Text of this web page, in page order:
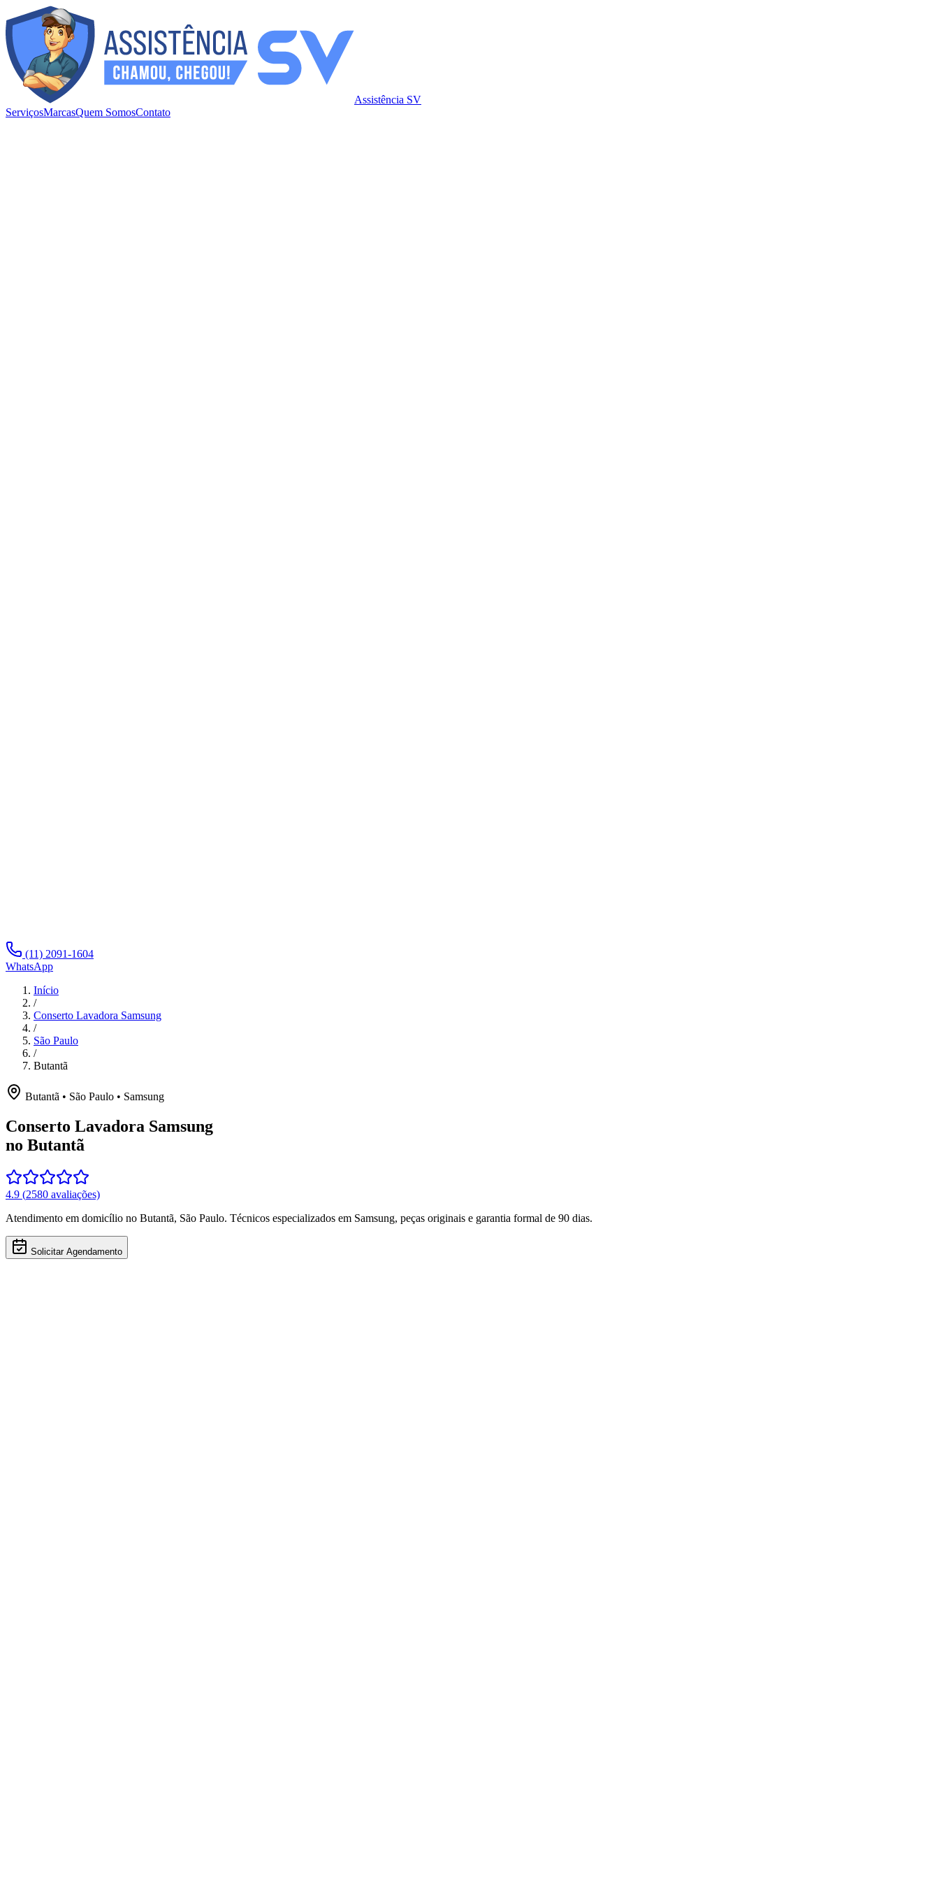
Assistência SV
ServiçosMarcasQuem SomosContato
(11) 2091-1604
WhatsApp
Início
/
Conserto Lavadora Samsung
/
São Paulo
/
Butantã
Butantã • São Paulo • Samsung
Conserto Lavadora Samsung
no Butantã
4.9 (2580 avaliações)
Atendimento em domicílio no Butantã, São Paulo. Técnicos especializados em Samsung, peças originais e garantia formal de 90 dias.
Solicitar Agendamento